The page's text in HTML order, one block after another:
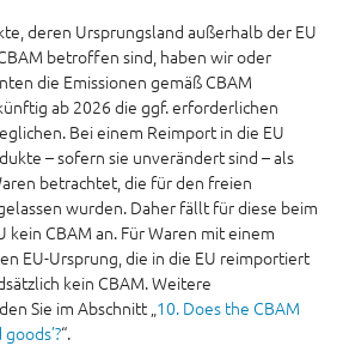
deren Ursprungsland außerhalb der EU
betroffen sind, haben wir oder
die Emissionen gemäß CBAM
ab 2026 die ggf. erforderlichen
Bei einem Reimport in die EU
– sofern sie unverändert sind – als
betrachtet, die für den freien
wurden. Daher fällt für diese beim
kein CBAM an. Für Waren mit einem
EU-Ursprung, die in die EU reimportiert
kein CBAM. Weitere
Sie im Abschnitt „10. Does the CBAM
“.